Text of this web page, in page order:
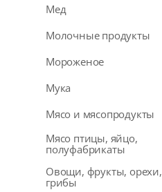
Мед
Молочные продукты
Мороженое
Мука
Мясо и мясопродукты
Мясо птицы, яйцо,
полуфабрикаты
Овощи, фрукты, орехи,
грибы